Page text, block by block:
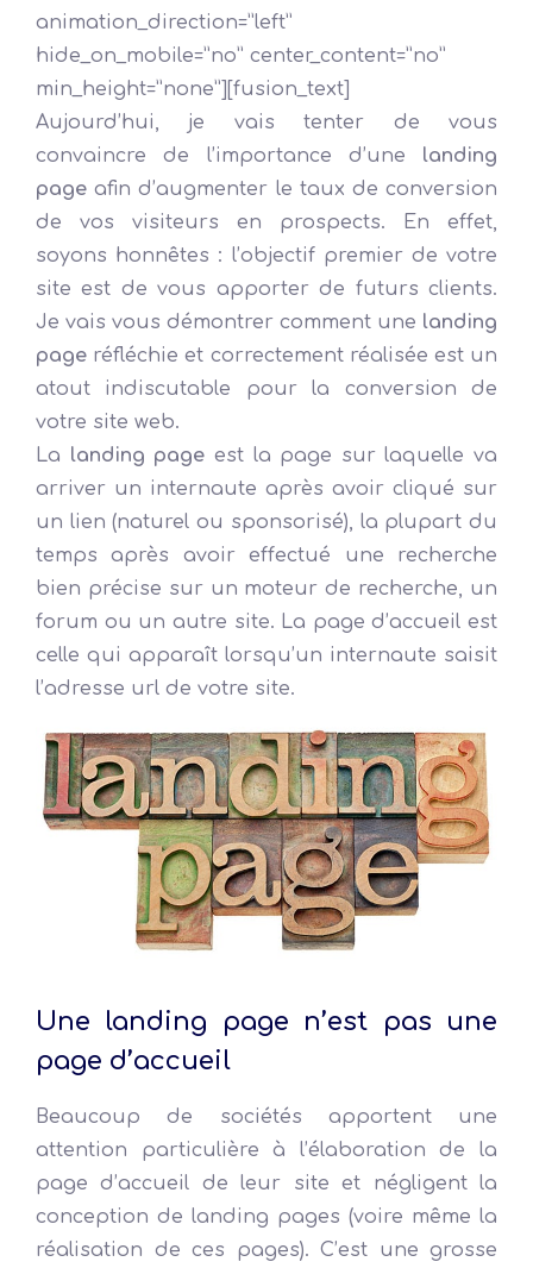
animation_direction=”left”
hide_on_mobile=”no” center_content=”no”
min_height=”none”][fusion_text]
Aujourd’hui, je vais tenter de vous
convaincre de l’importance d’une landing
page afin d’augmenter le taux de conversion
de vos visiteurs en prospects. En effet,
soyons honnêtes : l’objectif premier de votre
site est de vous apporter de futurs clients.
Je vais vous démontrer comment une landing
page réfléchie et correctement réalisée est un
atout indiscutable pour la conversion de
votre site web.
La landing page est la page sur laquelle va
arriver un internaute après avoir cliqué sur
un lien (naturel ou sponsorisé), la plupart du
temps après avoir effectué une recherche
bien précise sur un moteur de recherche, un
forum ou un autre site. La page d’accueil est
celle qui apparaît lorsqu’un internaute saisit
l’adresse url de votre site.
Une landing page n’est pas une
page d’accueil
Beaucoup de sociétés apportent une
attention particulière à l’élaboration de la
page d’accueil de leur site et négligent la
conception de landing pages (voire même la
réalisation de ces pages). C’est une grosse